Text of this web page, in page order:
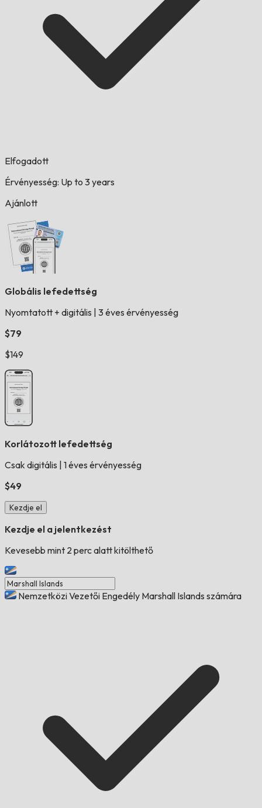
Elfogadott
Érvényesség: Up to 3 years
Ajánlott
Globális lefedettség
Nyomtatott + digitális 3 éves érvényesség
$79
$149
Korlátozott lefedettség
Csak digitális 1 éves érvényesség
$49
Kezdje el
Kezdje el a jelentkezést
Kevesebb mint 2 perc alatt kitölthető
Nemzetközi Vezetői Engedély Marshall Islands számára